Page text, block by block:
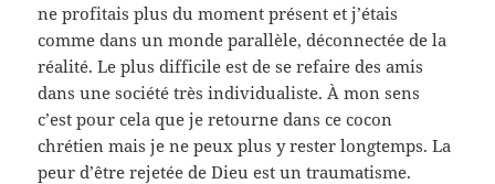
ne profitais plus du moment présent et j’étais
comme dans un monde parallèle, déconnectée de la
réalité. Le plus difficile est de se refaire des amis
dans une société très individualiste. À mon sens
c’est pour cela que je retourne dans ce cocon
chrétien mais je ne peux plus y rester longtemps. La
peur d’être rejetée de Dieu est un traumatisme.